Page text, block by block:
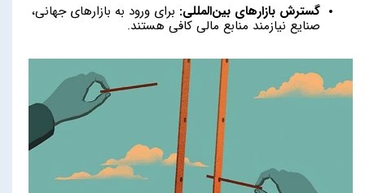
گسترش بازارهای بین‌المللی: برای ورود به بازارهای جهانی،
صنایع نیازمند منابع مالی کافی هستند.